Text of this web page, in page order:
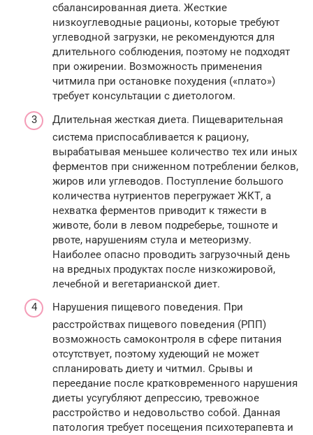
сбалансированная диета. Жесткие
низкоуглеводные рационы, которые требуют
углеводной загрузки, не рекомендуются для
длительного соблюдения, поэтому не подходят
при ожирении. Возможность применения
читмила при остановке похудения («плато»)
требует консультации с диетологом.
Длительная жесткая диета. Пищеварительная
система приспосабливается к рациону,
вырабатывая меньшее количество тех или иных
ферментов при сниженном потреблении белков,
жиров или углеводов. Поступление большого
количества нутриентов перегружает ЖКТ, а
нехватка ферментов приводит к тяжести в
животе, боли в левом подреберье, тошноте и
рвоте, нарушениям стула и метеоризму.
Наиболее опасно проводить загрузочный день
на вредных продуктах после низкожировой,
лечебной и вегетарианской диет.
Нарушения пищевого поведения. При
расстройствах пищевого поведения (РПП)
возможность самоконтроля в сфере питания
отсутствует, поэтому худеющий не может
спланировать диету и читмил. Срывы и
переедание после кратковременного нарушения
диеты усугубляют депрессию, тревожное
расстройство и недовольство собой. Данная
патология требует посещения психотерапевта и